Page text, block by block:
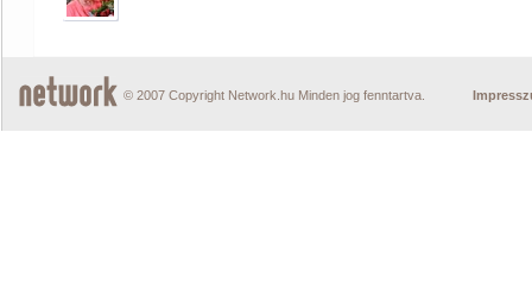
© 2007 Copyright Network.hu Minden jog fenntartva.